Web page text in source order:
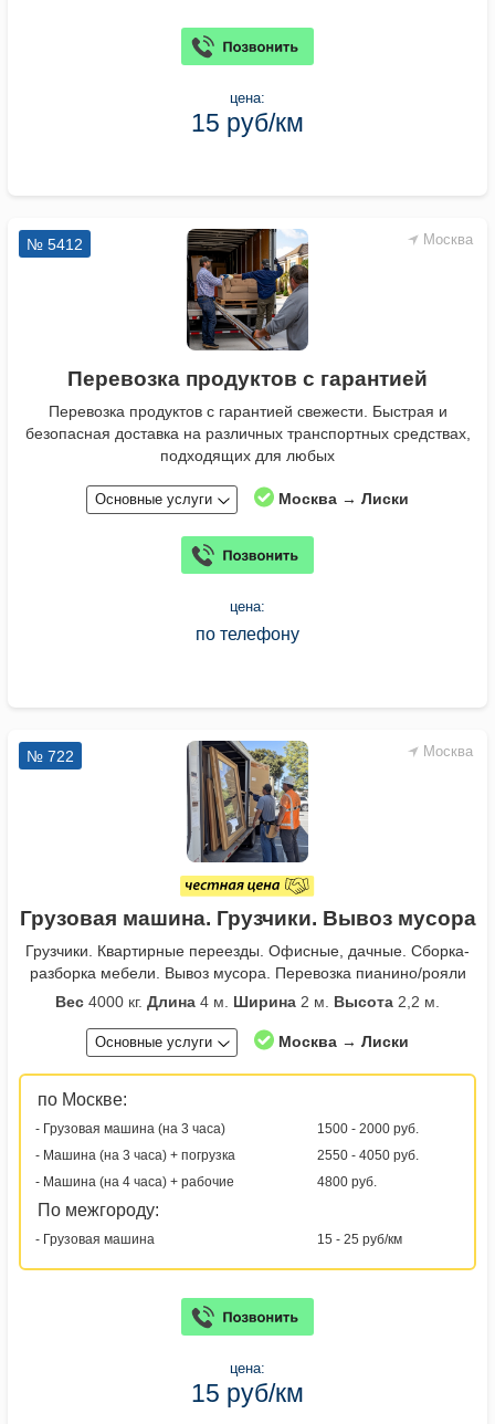
цена:
15 руб/км
Москва
№ 5412
Перевозка продуктов с гарантией
Перевозка продуктов с гарантией свежести. Быстрая и
безопасная доставка на различных транспортных средствах,
подходящих для любых
Основные услуги Москва → Лиски
цена:
по телефону
Москва
№ 722
Грузовая машина. Грузчики. Вывоз мусора
Грузчики. Квартирные переезды. Офисные, дачные. Сборка-
разборка мебели. Вывоз мусора. Перевозка пианино/рояли
Вес 4000 кг. Длина 4 м. Ширина 2 м. Высота 2,2 м.
Основные услуги Москва → Лиски
по Москве:
- Грузовая машина (на 3 часа)
1500 - 2000 руб.
- Машина (на 3 часа) + погрузка
2550 - 4050 руб.
- Машина (на 4 часа) + рабочие
4800 руб.
По межгороду:
- Грузовая машина 15 - 25 руб/км
цена:
15 руб/км